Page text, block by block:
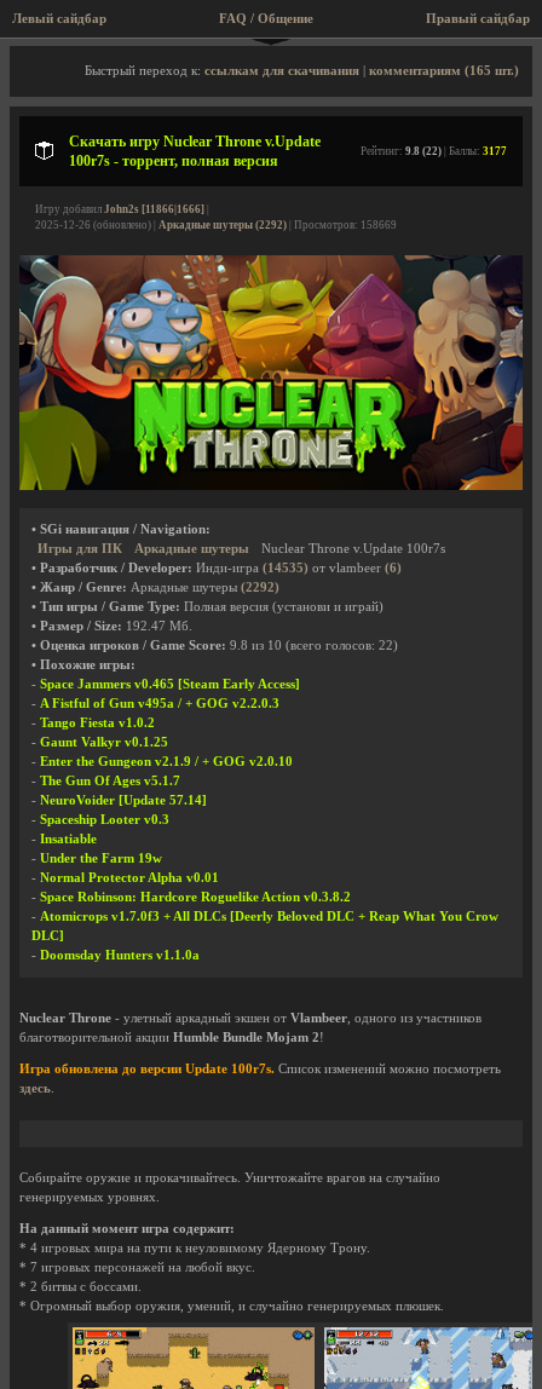
Левый сайдбар FAQ / Общение
Описание игры, торрент, скриншоты, видео
Быстрый переход к: ссылкам для скачивания комментариям (165 шт.)
Скачать игру Nuclear Throne v.Update
100r7s - торрент, полная версия
Рейтинг: 9.8 (22) | Баллы: 3177
Игру добавил John2s [11866|1666]
2025-12-26 (обновлено) | Аркадные шутеры (2292) | Просмотров: 158669
• SGi навигация / Navigation:
Игры для ПК
Аркадные шутеры
Nuclear Throne v.Update 100r7s
• Разработчик / Developer: Инди-игра (14535) от vlambeer (6)
• Жанр / Genre: Аркадные шутеры (2292)
• Тип игры / Game Type: Полная версия (установи и играй)
• Размер / Size: 192.47 Мб.
• Оценка игроков / Game Score: 9.8 из 10 (всего голосов: 22)
• Похожие игры:
- Space Jammers v0.465 [Steam Early Access]
- A Fistful of Gun v495a / + GOG v2.2.0.3
- Tango Fiesta v1.0.2
- Gaunt Valkyr v0.1.25
- Enter the Gungeon v2.1.9 / + GOG v2.0.10
- The Gun Of Ages v5.1.7
- NeuroVoider [Update 57.14]
- Spaceship Looter v0.3
- Insatiable
- Under the Farm 19w
- Normal Protector Alpha v0.01
- Space Robinson: Hardcore Roguelike Action v0.3.8.2
- Atomicrops v1.7.0f3 + All DLCs [Deerly Beloved DLC + Reap What You Crow
DLC]
- Doomsday Hunters v1.1.0a
Nuclear Throne - улетный аркадный экшен от Vlambeer, одного из участников
благотворительной акции Humble Bundle Mojam 2!
Игра обновлена до версии Update 100r7s. Список изменений можно посмотреть
здесь.
Собирайте оружие и прокачивайтесь. Уничтожайте врагов на случайно
генерируемых уровнях.
На данный момент игра содержит:
* 4 игровых мира на пути к неуловимому Ядерному Трону.
* 7 игровых персонажей на любой вкус.
* 2 битвы с боссами.
* Огромный выбор оружия, умений, и случайно генерируемых плюшек.